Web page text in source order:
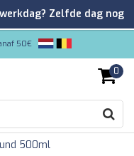
50€
betalen
Kiyoh!
0
500ml
Zelfde dag nog